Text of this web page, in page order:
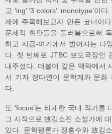
고 ‘ing’ ‘3 colors’ ‘monotype’이
제에 주목해보고자 만든 코너이
문제적 현안들을 둘러봄으로써
하고 지금-여기에서 벌어지는 다
다. 첫 번째로 JTBC 보도국장인
내주셨다. 더불어 같은 맥락에서
서 기자 정다연이 문학계와 문화
다.
또 ‘focus’는 타계한 국내 작가를
그 시작으로 故김소진 소설가에
있다. 문학평론가 정홍수와 故김